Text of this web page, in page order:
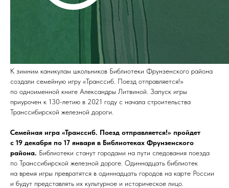
К зимним каникулам школьников Библиотеки Фрунзенского района
создали семейную игру «Транссиб. Поезд отправляется!»
по одноименной книге Александры Литвиной. Запуск игры
приурочен к 130-летию в 2021 году с начала строительства
Транссибирской железной дороги.
Семейная игра «Транссиб. Поезд отправляется!» пройдет
с 19 декабря по 17 января в Библиотеках Фрунзенского
района. Библиотеки станут городами на пути следования поезда
по Транссибирской железной дороге. Одиннадцать библиотек
на время игры превратятся в одиннадцать городов на карте России
и будут представлять их культурное и историческое лицо.